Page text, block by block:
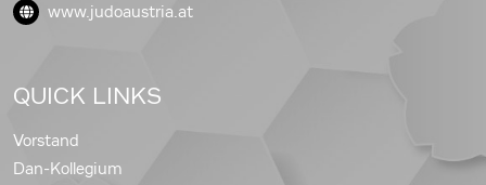
www.judoaustria.at
QUICK LINKS
Vorstand
Dan-Kollegium